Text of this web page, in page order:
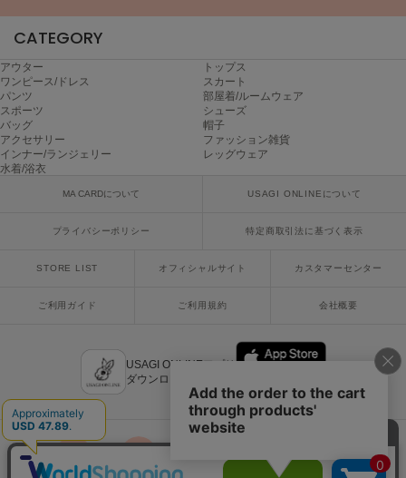
CATEGORY
アウター
トップス
ワンピース/ドレス
スカート
パンツ
部屋着/ルームウェア
スポーツ
シューズ
バッグ
帽子
アクセサリー
ファッション雑貨
インナー/ランジェリー
レッグウェア
水着/浴衣
MA CARDについて USAGI ONLINEについて
プライバシーポリシー 特定商取引法に基づく表示
STORE LIST オフィシャルサイト カスタマーセンター
ご利用ガイド ご利用規約 会社概要
USAGI ONLINEアプリ
ダウンロードはこちら